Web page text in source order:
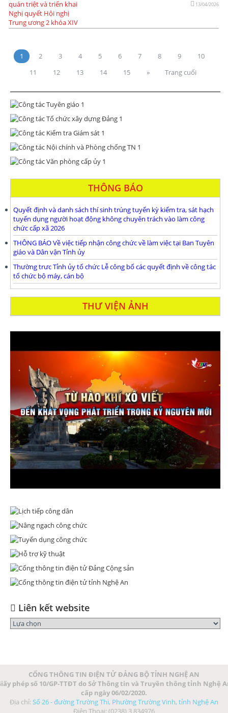
13/04/2026
1 2 3 4 5 6 7 8 9
10
11
12 13 14 15 » Trang cuối
THÔNG BÁO
Quyết định và danh sách thí sinh trúng tuyển kỳ kiểm tra, sát hạch
tuyển dụng người hoạt động không chuyên trách vào làm công
chức cấp xã 2026
THÔNG BÁO Về việc tiếp nhận công chức về làm việc tại Ban Tuyên
giáo và Dân vận Tỉnh ủy
Thường trưc Tỉnh ủy tổ chức Lễ công bố các quyết định về công tác
tổ chức bộ máy, cán bộ
THƯ VIỆN ẢNH
Liên kết website
CỔNG THÔNG TIN ĐIỆN TỬ ĐẢNG BỘ TỈNH NGHỆ AN
phép số 10/GP-TTĐT do Sở Thông tin và Truyền thông tỉnh Nghệ
cấp ngày 06/02/2020.
Địa chỉ: Số 26 - đường Trường Thi, Phường Trường Vinh, tỉnh Nghệ An
Điện Thoại: (0238) 3 834976